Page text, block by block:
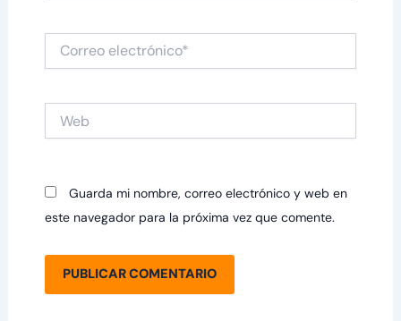
Correo
electrónico*
Guarda mi nombre, correo electrónico y web en
este navegador para la próxima vez que comente.